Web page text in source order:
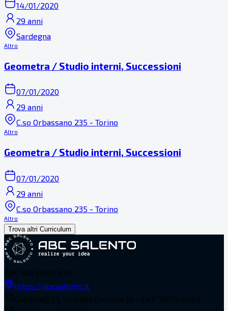
14/01/2020
29 anni
Sardegna
Altro
Geometra / Studio interni, Successioni
07/01/2020
29 anni
C.so Orbassano 235 - Torino
Altro
Geometra / Studio interni, Successioni
07/01/2020
29 anni
C.so Orbassano 235 - Torino
Altro
Trova altri Curriculum
https://abcsalento.it